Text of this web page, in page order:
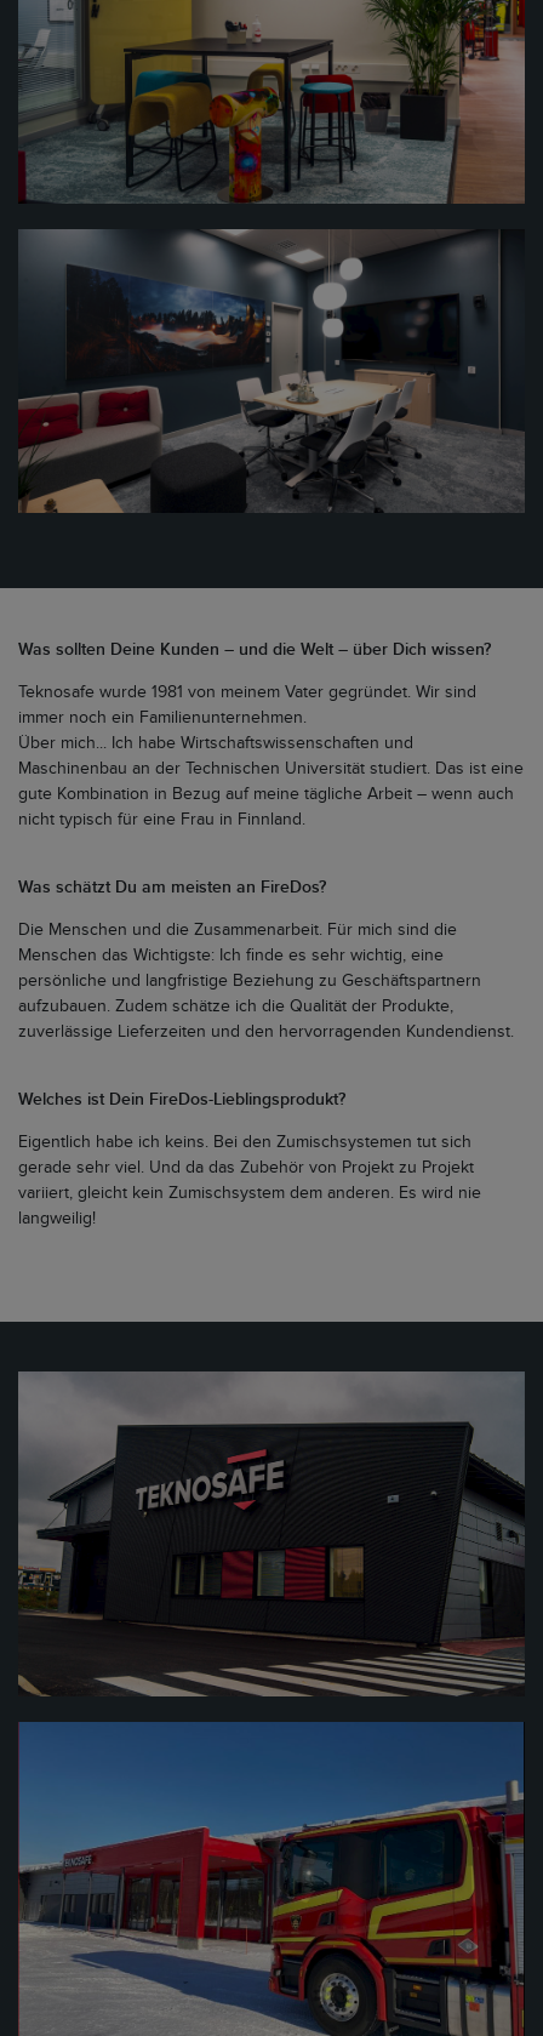
Was sollten Deine Kunden – und die Welt – über Dich wissen?
Teknosafe wurde 1981 von meinem Vater gegründet. Wir sind
immer noch ein Familienunternehmen.
Über mich... Ich habe Wirtschaftswissenschaften und
Maschinenbau an der Technischen Universität studiert. Das ist eine
gute Kombination in Bezug auf meine tägliche Arbeit – wenn auch
nicht typisch für eine Frau in Finnland.
Was schätzt Du am meisten an FireDos?
Die Menschen und die Zusammenarbeit. Für mich sind die
Menschen das Wichtigste: Ich finde es sehr wichtig, eine
persönliche und langfristige Beziehung zu Geschäftspartnern
aufzubauen. Zudem schätze ich die Qualität der Produkte,
zuverlässige Lieferzeiten und den hervorragenden Kundendienst.
Welches ist Dein FireDos-Lieblingsprodukt?
Eigentlich habe ich keins. Bei den Zumischsystemen tut sich
gerade sehr viel. Und da das Zubehör von Projekt zu Projekt
variiert, gleicht kein Zumischsystem dem anderen. Es wird nie
langweilig!